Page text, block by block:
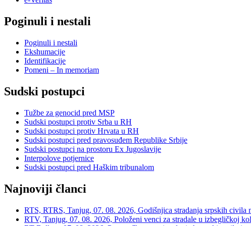
Poginuli i nestali
Poginuli i nestali
Ekshumacije
Identifikacije
Pomeni – In memoriam
Sudski postupci
Tužbe za genocid pred MSP
Sudski postupci protiv Srba u RH
Sudski postupci protiv Hrvata u RH
Sudski postupci pred pravosuđem Republike Srbije
Sudski postupci na prostoru Ex Jugoslavije
Interpolove potjernice
Sudski postupci pred Haškim tribunalom
Najnoviji članci
RTS, RTRS, Tanjug, 07. 08. 2026, Godišnjica stradanja srpskih
RTV, Tanjug, 07. 08. 2026, Položeni venci za stradale u izbegličkoj